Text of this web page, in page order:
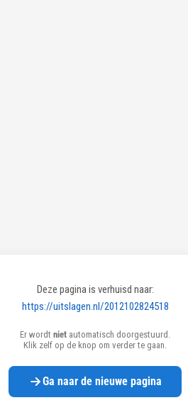
Deze pagina is verhuisd naar:
https://uitslagen.nl/2012102824518
Er wordt niet automatisch doorgestuurd.
Klik zelf op de knop om verder te gaan.
Ga naar de nieuwe pagina